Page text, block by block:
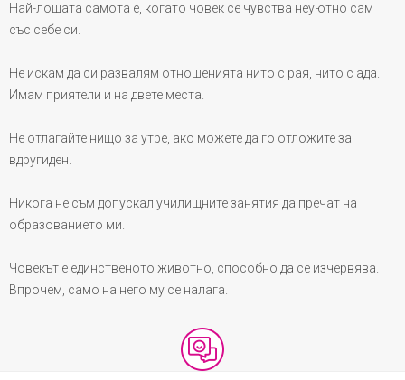
Най-лошата самота е, когато човек се чувства неуютно сам
със себе си.
Не искам да си развалям отношенията нито с рая, нито с ада.
Имам приятели и на двете места.
Не отлагайте нищо за утре, ако можете да го отложите за
вдругиден.
Никога не съм допускал училищните занятия да пречат на
образованието ми.
Човекът е единственото животно, способно да се изчервява.
Впрочем, само на него му се налага.